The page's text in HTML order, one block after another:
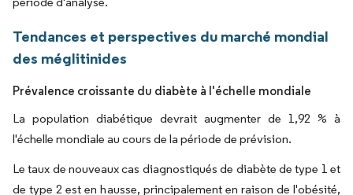
Tendances et perspectives du marché mondial
des méglitinides
Prévalence croissante du diabète à l'échelle mondiale
La population diabétique devrait augmenter de 1,92 % à
l'échelle mondiale au cours de la période de prévision.
Le taux de nouveaux cas diagnostiqués de diabète de type 1 et
de type 2 est en hausse, principalement en raison de l'obésité,